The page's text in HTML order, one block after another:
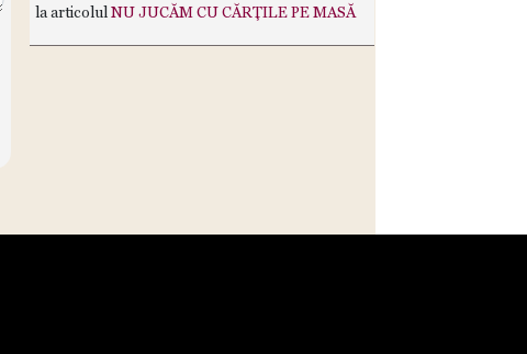
la articolul NU JUCĂM CU CĂRȚILE PE MASĂ